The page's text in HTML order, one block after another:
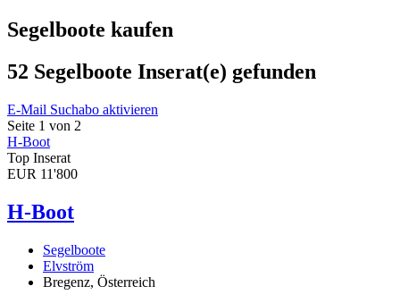
Segelboote kaufen
52 Segelboote Inserat(e) gefunden
E-Mail Suchabo aktivieren
Seite 1 von 2
H-Boot
Top Inserat
EUR 11'800
H-Boot
Segelboote
Elvström
Bregenz, Österreich